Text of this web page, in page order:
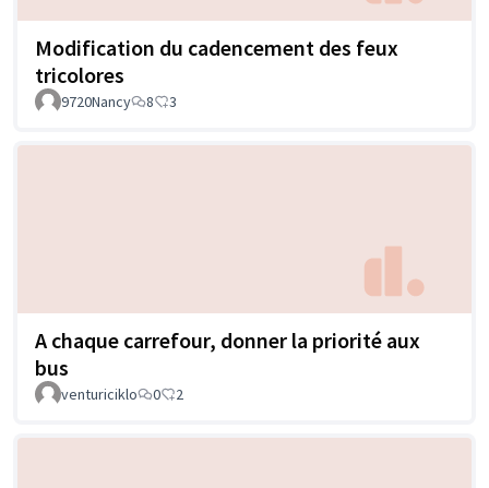
Modification du cadencement des feux
tricolores
9720Nancy 8 3
A chaque carrefour, donner la priorité aux
bus
venturiciklo 0 2